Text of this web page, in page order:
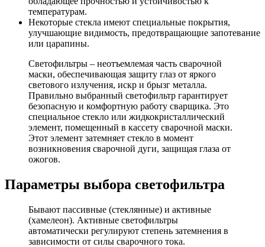
температурам.
Некоторые стекла имеют специальные покрытия,
улучшающие видимость, предотвращающие запотевание
или царапины.
Светофильтры – неотъемлемая часть сварочной
маски, обеспечивающая защиту глаз от яркого
светового излучения, искр и брызг металла.
Правильно выбранный светофильтр гарантирует
безопасную и комфортную работу сварщика. Это
специальное стекло или жидкокристаллический
элемент, помещенный в кассету сварочной маски.
Этот элемент затемняет стекло в момент
возникновения сварочной дуги, защищая глаза от
ожогов.
Параметры выбора светофильтра
Бывают пассивные (стеклянные) и активные
(хамелеон). Активные светофильтры
автоматически регулируют степень затемнения в
зависимости от силы сварочного тока.